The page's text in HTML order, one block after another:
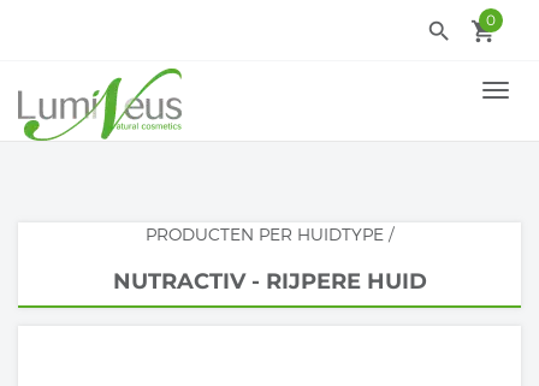
local_grocery_store
0
search
PRODUCTEN PER HUIDTYPE /
NUTRACTIV - RIJPERE HUID